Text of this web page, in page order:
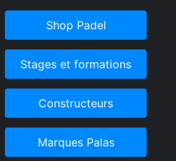
Shop Padel
Stages et formations
Constructeurs
Marques Palas